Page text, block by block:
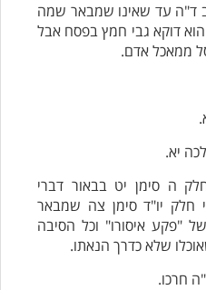
ד"ה עד שאינו שמבאר שמה
דוקא גבי חמץ בפסח אבל
ממאכל אדם.
יא.
ה סימן יט בבאור דברי
חלק יו"ד סימן צה שמבאר
"פקע איסורו" וכל הסיבה
שלא כדרך הנאתו.
חרכו.